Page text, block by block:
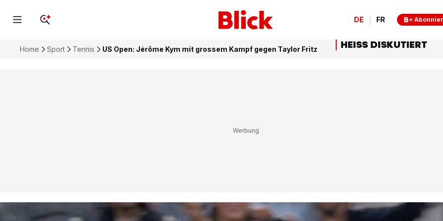
DE FR
Home Sport Tennis US Open: Jérôme Kym mit grossem Kampf gegen Taylor Fritz HEISS DISKUTIERT